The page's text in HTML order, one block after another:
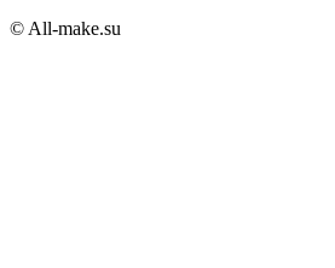
© All-make.su